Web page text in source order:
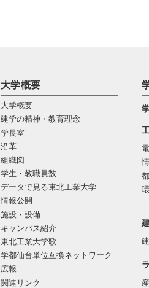
大学概要
大学概要
建学の精神・教育理念
学長室
沿革
組織図
学生・教職員数
データで見る東北工業大学
情報公開
施設・設備
キャンパス紹介
東北工業大学歌
学都仙台単位互換ネットワーク
広報
関連リンク